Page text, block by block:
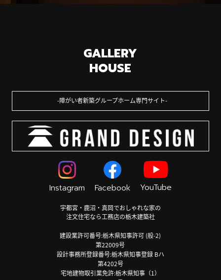
GALLERY
HOUSE
障がい者新築グループホーム専門サイト
Instagram Facebook YouTube
宇都宮・鹿沼・真岡でおしゃれな家の
注文住宅なら工務店の栃木建築社
建設業許可番号:栃木県知事許可 (般-2)
第22009号
設計事務所登録番号:栃木県知事登録 Bハ
第4202号
宅地建物取引業免許:栃木県知事（1）